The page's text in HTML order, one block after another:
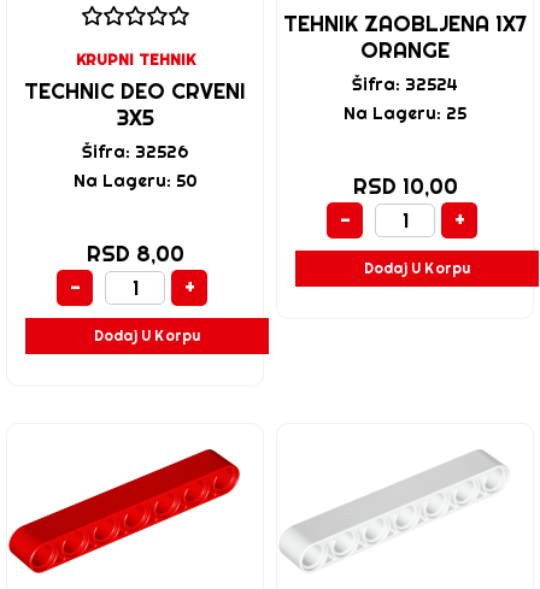
KRUPNI TEHNIK
TECHNIC DEO CRVENI
3X5
Šifra: 32526
Na Lageru: 50
RSD 8,00
-
+
Dodaj U Korpu
TEHNIK ZAOBLJENA 1X7
ORANGE
Šifra: 32524
Na Lageru: 25
RSD 10,00
-
+
Dodaj U Korpu